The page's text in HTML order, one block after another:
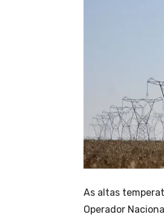
As altas
Operador